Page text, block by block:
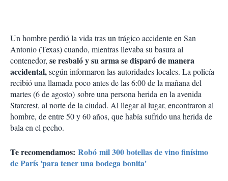
Un hombre perdió la vida tras un trágico accidente en San
Antonio (Texas) cuando, mientras llevaba su basura al
contenedor, se resbaló y su arma se disparó de manera
accidental,según informaron las autoridades locales. La policía
recibió una llamada poco antes de las 6:00 de la mañana del
martes (6 de agosto) sobre una persona herida en la avenida
Starcrest, al norte de la ciudad. Al llegar al lugar, encontraron al
hombre, de entre 50 y 60 años, que había sufrido una herida de
bala en el pecho.
Te recomendamos: Robó mil 300 botellas de vino finísimo
de París 'para tener una bodega bonita'